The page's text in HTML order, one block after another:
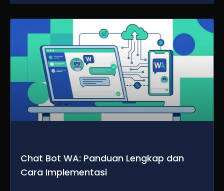
Chat Bot WA: Panduan Lengkap dan
Cara Implementasi